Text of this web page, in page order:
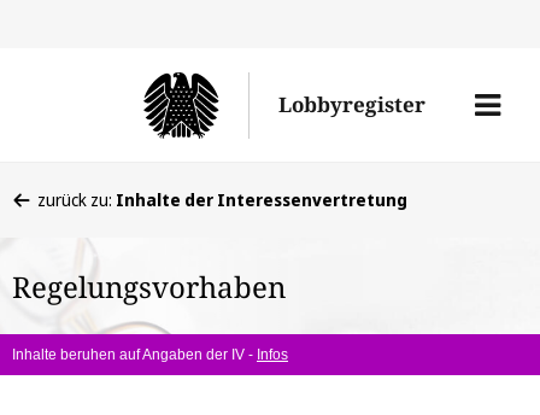
den
Lobbyregister
Menü
befinden
hier:
zurück zu: Inhalte der Interessenvertretung
Regelungsvorhaben
Inhalte beruhen auf Angaben der IV - Infos